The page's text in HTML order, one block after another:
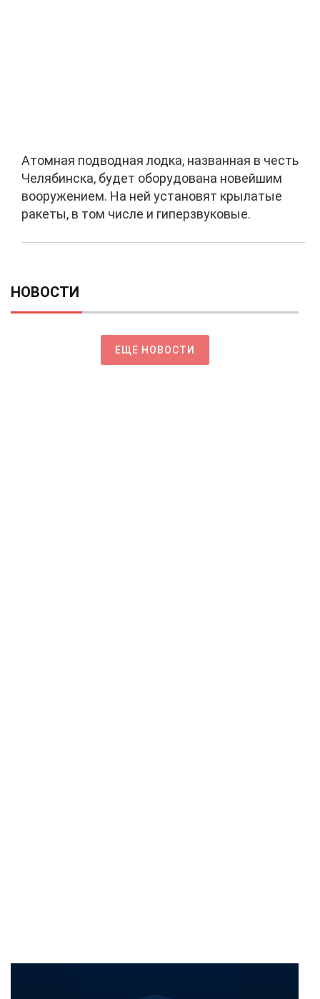
Атомная подводная лодка, названная в честь
Челябинска, будет оборудована новейшим
вооружением. На ней установят крылатые
ракеты, в том числе и гиперзвуковые.
НОВОСТИ
ЕЩЕ НОВОСТИ